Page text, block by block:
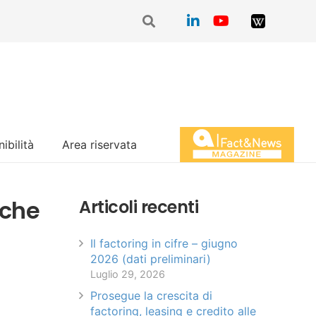
Area riservata Magazine Fact&News
Articoli recenti
Il factoring in cifre – giugno
2026 (dati preliminari)
Luglio 29, 2026
Prosegue la crescita di
factoring, leasing e credito alle